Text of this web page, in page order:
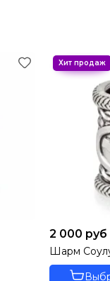
В случаях
допустимо.
требуется
с бесплатной
Beregy
И, самое
просто
самовывоза
2 000 руб
Шарм